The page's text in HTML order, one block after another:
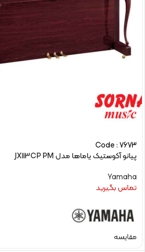
Code : 7673
پیانو آکوستیک یاماها مدل JX113CP PM
Yamaha
تماس بگیرید
مقایسه